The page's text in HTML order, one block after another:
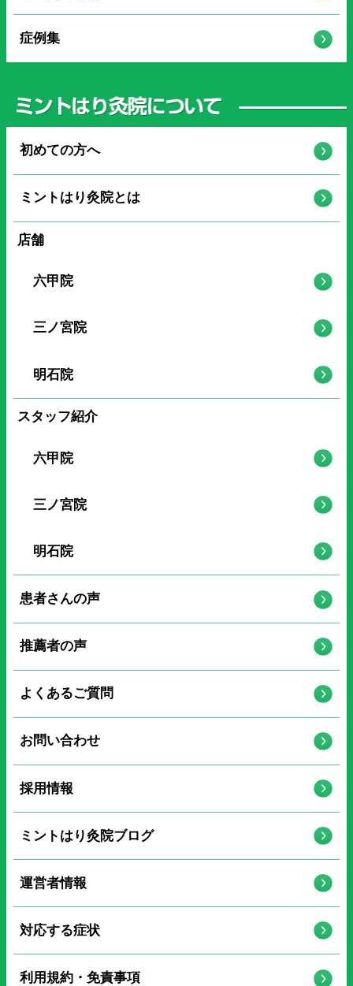
症例集
初めての方へ
ミントはり灸院とは
店舗
六甲院
三ノ宮院
明石院
スタッフ紹介
六甲院
三ノ宮院
明石院
患者さんの声
推薦者の声
よくあるご質問
お問い合わせ
採用情報
ミントはり灸院ブログ
運営者情報
対応する症状
利用規約・免責事項